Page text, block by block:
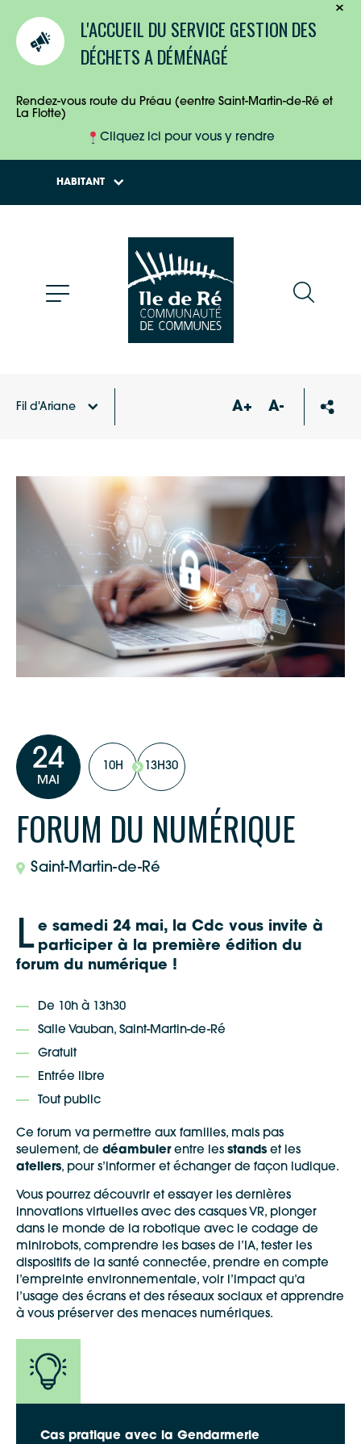
L'ACCUEIL DU SERVICE GESTION DES
DÉCHETS A DÉMÉNAGÉ
Rendez-vous route du Préau (eentre Saint-Martin-de-Ré et
La Flotte)
Cliquez ici pour vous y rendre
HABITANT
ENTREPRISES
Fil d'Ariane A+ A-
24
MAI
10H 13H30
FORUM DU NUMÉRIQUE
Saint-Martin-de-Ré
L e samedi 24 mai, la Cdc vous invite à
participer à la première édition du
forum du numérique !
De 10h à 13h30
Salle Vauban, Saint-Martin-de-Ré
Gratuit
Entrée libre
Tout public
Ce forum va permettre aux familles, mais pas
seulement, de déambulerentre les stands et les
ateliers, pour s’informer et échanger de façon ludique.
Vous pourrez découvrir et essayer les dernières
innovations virtuelles avec des casques VR, plonger
dans le monde de la robotique avec le codage de
minirobots, comprendre les bases de l’IA, tester les
dispositifs de la santé connectée, prendre en compte
l’empreinte environnementale, voir l’impact qu’a
l’usage des écrans et des réseaux sociaux et apprendre
à vous préserver des menaces numériques.
Cas pratique avec la Gendarmerie